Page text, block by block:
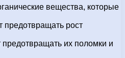
вещества, которые
предотвращать рост
предотвращать их поломки и